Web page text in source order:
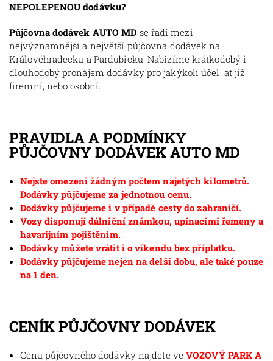
NEPOLEPENOU dodávku?
Půjčovna dodávek AUTO MD se řadí mezi
nejvýznamnější a největší půjčovna dodávek na
Královéhradecku a Pardubicku. Nabízíme krátkodobý i
dlouhodobý pronájem dodávky pro jakýkoli účel, ať již
firemní, nebo osobní.
PRAVIDLA A PODMÍNKY
PŮJČOVNY DODÁVEK AUTO MD
Nejste omezeni žádným počtem najetých kilometrů.
Dodávky půjčujeme za jednotnou cenu.
Dodávky půjčujeme i v případě cesty do zahraničí.
Vozy disponují dálniční známkou, upínacími řemeny a
havarijním pojištěním.
Dodávky můžete vrátit i o víkendu bez příplatku.
Dodávky půjčujeme nejen na delší dobu, ale také pouze
na 1 den.
CENÍK PŮJČOVNY DODÁVEK
Cenu půjčovného dodávky najdete veVOZOVÝ PARK A